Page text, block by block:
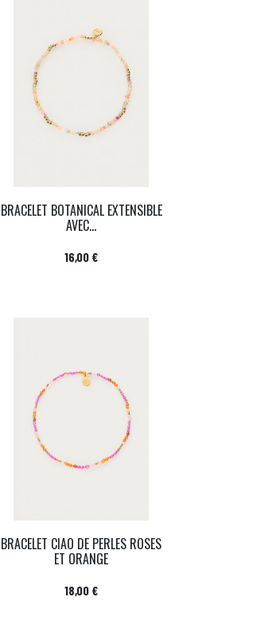
BRACELET BOTANICAL EXTENSIBLE
AVEC...
Prix
16,00 €
BRACELET CIAO DE PERLES ROSES
ET ORANGE
Prix
18,00 €